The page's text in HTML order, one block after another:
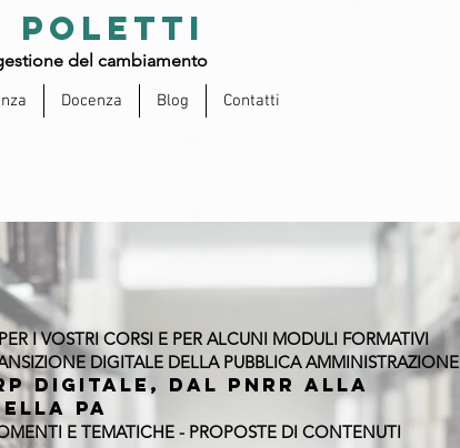
POLETTI
del cambiamento
Docenza Blog Contatti
I VOSTRI CORSI E PER ALCUNI MODULI FORMATIVI
DIGITALE DELLA PUBBLICA AMMINISTRAZIONE
DIGITALE, DAL PNRR ALLA
PA
E TEMATICHE - PROPOSTE DI CONTENUTI